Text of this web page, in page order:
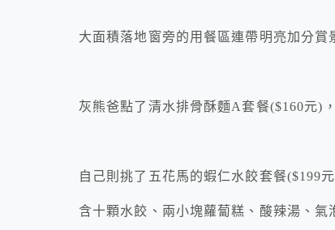
大面積落地窗旁的用餐區連帶明亮加分賞
灰熊爸點了清水排骨酥麵A套餐($160元)
自己則挑了五花馬的蝦仁水餃套餐($199元
含十顆水餃、兩小塊蘿蔔糕、酸辣湯、氣